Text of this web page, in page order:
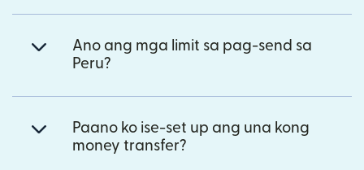
Ano ang mga limit sa pag-send sa
Peru?
Paano ko ise-set up ang una kong
money transfer?